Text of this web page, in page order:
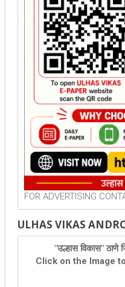
FOR ADVERTISING
ULHAS VIKAS
"उल्हास विकास" ठाणे
Click on the Image